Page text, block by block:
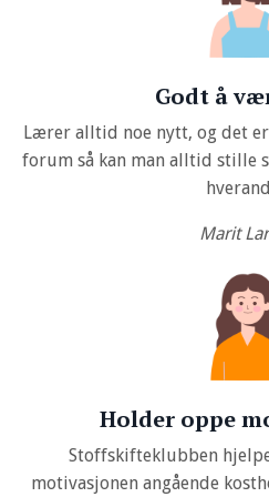
Godt å
Lærer alltid noe nytt, og det
forum så kan man alltid stille
Marit
Holder oppe
Stoffskifteklubben
motivasjonen angående